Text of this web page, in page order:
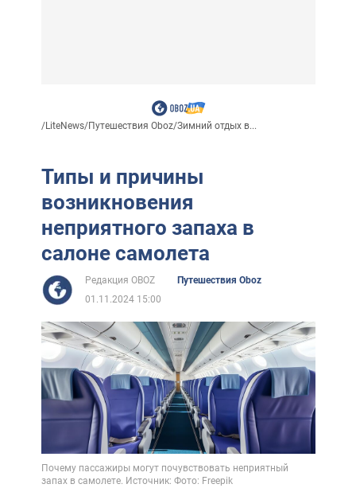
/LiteNews/Путешествия Oboz/Зимний отдых в...
Типы и причины
возникновения
неприятного запаха в
салоне самолета
Редакция OBOZ
Путешествия Oboz
01.11.2024 15:00
Почему пассажиры могут почувствовать неприятный
запах в самолете. Источник: Фото: Freepik